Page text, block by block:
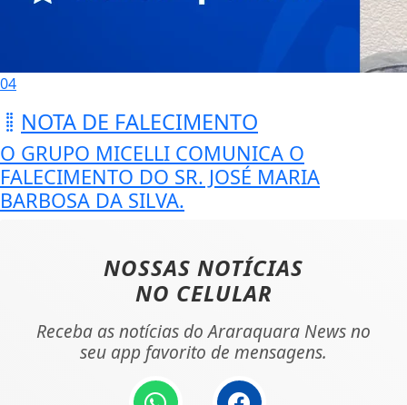
04
NOTA DE FALECIMENTO
O GRUPO MICELLI COMUNICA O
FALECIMENTO DO SR. JOSÉ MARIA
BARBOSA DA SILVA.
NOSSAS NOTÍCIAS
NO CELULAR
Receba as notícias do Araraquara News no
seu app favorito de mensagens.